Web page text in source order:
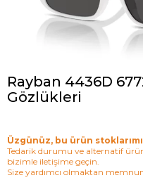
Rayban 4436D
Gözlükleri
Üzgünüz, bu ürün
Tedarik durumu ve alternatif
bizimle iletişime geçin.
Size yardımcı olmaktan